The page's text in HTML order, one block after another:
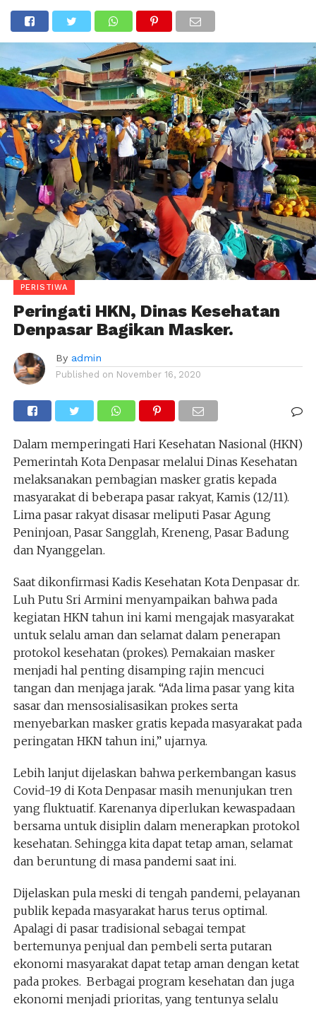
PERISTIWA
Peringati HKN, Dinas Kesehatan
Denpasar Bagikan Masker.
By admin
Published on November 16, 2020
Dalam memperingati Hari Kesehatan Nasional (HKN)
Pemerintah Kota Denpasar melalui Dinas Kesehatan
melaksanakan pembagian masker gratis kepada
masyarakat di beberapa pasar rakyat, Kamis (12/11).
Lima pasar rakyat disasar meliputi Pasar Agung
Peninjoan, Pasar Sangglah, Kreneng, Pasar Badung
dan Nyanggelan.
Saat dikonfirmasi Kadis Kesehatan Kota Denpasar dr.
Luh Putu Sri Armini menyampaikan bahwa pada
kegiatan HKN tahun ini kami mengajak masyarakat
untuk selalu aman dan selamat dalam penerapan
protokol kesehatan (prokes). Pemakaian masker
menjadi hal penting disamping rajin mencuci
tangan dan menjaga jarak. “Ada lima pasar yang kita
sasar dan mensosialisasikan prokes serta
menyebarkan masker gratis kepada masyarakat pada
peringatan HKN tahun ini,” ujarnya.
Lebih lanjut dijelaskan bahwa perkembangan kasus
Covid-19 di Kota Denpasar masih menunjukan tren
yang fluktuatif. Karenanya diperlukan kewaspadaan
bersama untuk disiplin dalam menerapkan protokol
kesehatan. Sehingga kita dapat tetap aman, selamat
dan beruntung di masa pandemi saat ini.
Dijelaskan pula meski di tengah pandemi, pelayanan
publik kepada masyarakat harus terus optimal.
Apalagi di pasar tradisional sebagai tempat
bertemunya penjual dan pembeli serta putaran
ekonomi masyarakat dapat tetap aman dengan ketat
pada prokes. Berbagai program kesehatan dan juga
ekonomi menjadi prioritas, yang tentunya selalu